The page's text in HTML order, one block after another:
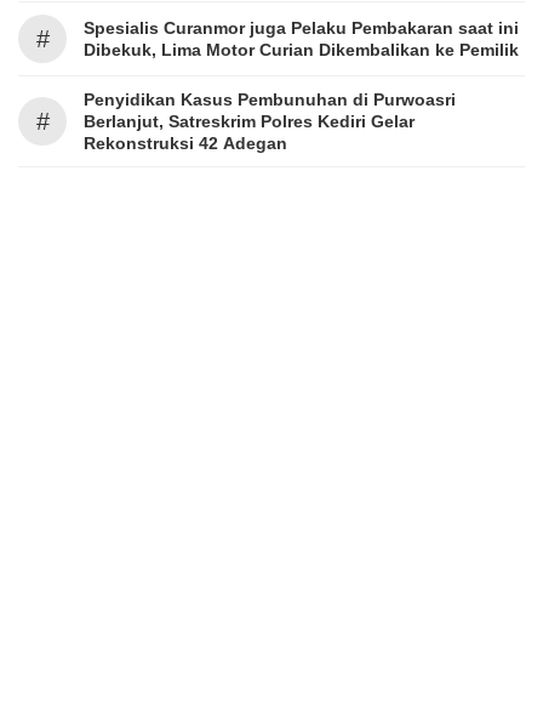
#
Spesialis Curanmor juga Pelaku Pembakaran saat ini
Dibekuk, Lima Motor Curian Dikembalikan ke Pemilik
#
Penyidikan Kasus Pembunuhan di Purwoasri
Berlanjut, Satreskrim Polres Kediri Gelar
Rekonstruksi 42 Adegan